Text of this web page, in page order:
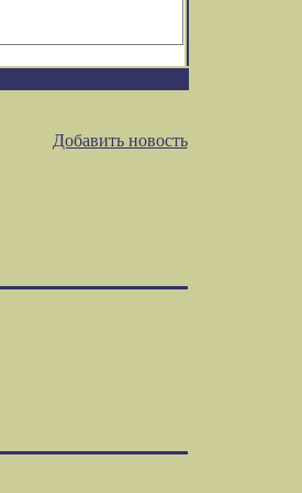
Добавить новость